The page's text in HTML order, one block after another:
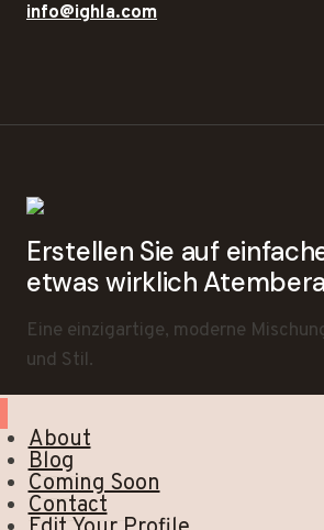
info@ighla.com
Erstellen Sie auf
etwas wirklich
Eine einzigartige, moderne
und Stil.
About
Blog
Coming Soon
Contact